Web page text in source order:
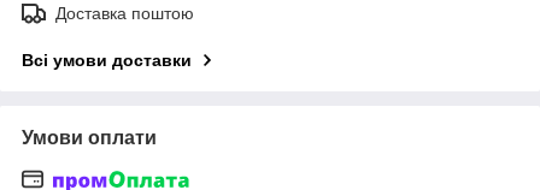
Доставка поштою
Всі умови доставки
Умови оплати